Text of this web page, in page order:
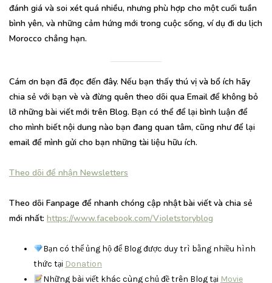
đánh giá và soi xét quá nhiều, nhưng phù hợp cho một cuối tuần
bình yên, và những cảm hứng mới trong cuộc sống, ví dụ đi du lịch
Morocco chẳng hạn.
Cám ơn bạn đã đọc đến đây. Nếu bạn thấy thú vị và bổ ích hãy
chia sẻ với bạn vè và đừng quên theo dõi qua Email để không bỏ
lỡ những bài viết mới trên Blog. Bạn có thể để lại bình luận để
cho mình biết nội dung nào bạn đang quan tâm, cũng như để lại
email để mình gửi cho bạn những tài liệu hữu ích.
Theo dõi để nhận Newsletters
Theo dõi Fanpage để nhanh chóng cập nhật bài viết và chia sẻ
mới nhất: https://www.facebook.com/Violetstoryblog
Bạn có thể ủng hộ để Blog được duy trì bằng nhiều hình
thức tại Donation
Những bài viết khác cùng chủ đề trên Blog tại Movie